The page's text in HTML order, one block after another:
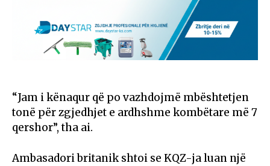
“Jam i kënaqur që po vazhdojmë mbështetjen
tonë për zgjedhjet e ardhshme kombëtare më 7
qershor”, tha ai.
Ambasadori britanik shtoi se KQZ-ja luan një